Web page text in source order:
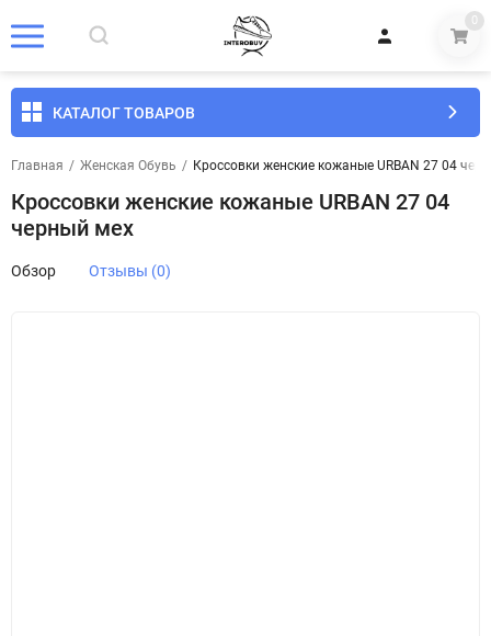
0
КАТАЛОГ ТОВАРОВ
Главная / Женская Обувь / Кроссовки женские кожаные URBAN 27 04
Кроссовки женские кожаные URBAN 27 04
черный мех
Обзор Отзывы (0)